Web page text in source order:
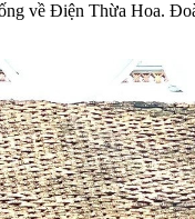
về Điện Thừa Hoa.